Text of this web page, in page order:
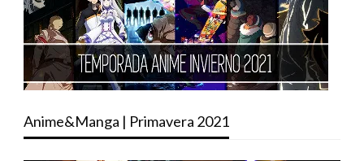
Anime&Manga | Primavera 2021